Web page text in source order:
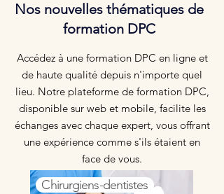
Nos nouvelles thématiques de
formation DPC
Accédez à une formation DPC en ligne et
de haute qualité depuis n'importe quel
lieu. Notre plateforme de formation DPC,
disponible sur web et mobile, facilite les
échanges avec chaque expert, vous offrant
une expérience comme s'ils étaient en
face de vous.
Chirurgiens-dentistes